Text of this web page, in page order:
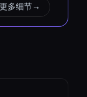
更多细节→